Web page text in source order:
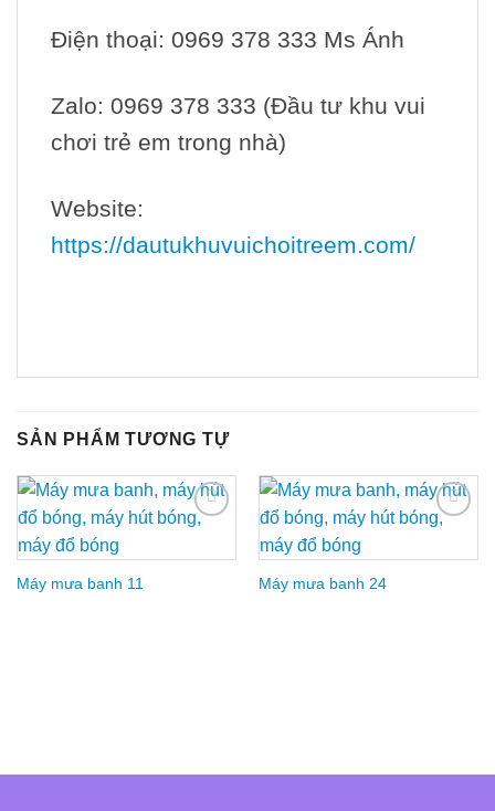
Điện thoại: 0969 378 333 Ms Ánh
Zalo: 0969 378 333 (Đầu tư khu vui
chơi trẻ em trong nhà)
Website:
https://dautukhuvuichoitreem.com/
SẢN PHẨM TƯƠNG TỰ
Add to
Máy mưa banh 11
Add to
Máy mưa banh 24